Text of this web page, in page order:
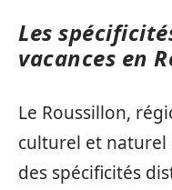
Les
vacances en
Le Roussillon,
culturel et naturel
des spécificités